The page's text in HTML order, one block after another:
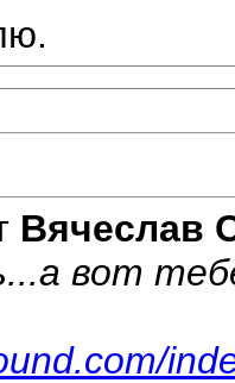
Вячеслав
вот